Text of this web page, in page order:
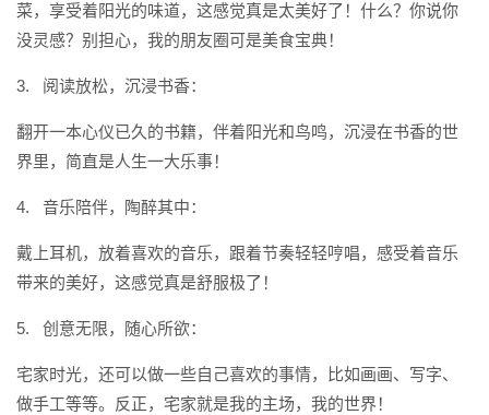
菜，享受着阳光的味道，这感觉真是太美好了！什么？你说你
没灵感？别担心，我的朋友圈可是美食宝典！
3. 阅读放松，沉浸书香：
翻开一本心仪已久的书籍，伴着阳光和鸟鸣，沉浸在书香的世
界里，简直是人生一大乐事！
4. 音乐陪伴，陶醉其中：
戴上耳机，放着喜欢的音乐，跟着节奏轻轻哼唱，感受着音乐
带来的美好，这感觉真是舒服极了！
5. 创意无限，随心所欲：
宅家时光，还可以做一些自己喜欢的事情，比如画画、写字、
做手工等等。反正，宅家就是我的主场，我的世界！